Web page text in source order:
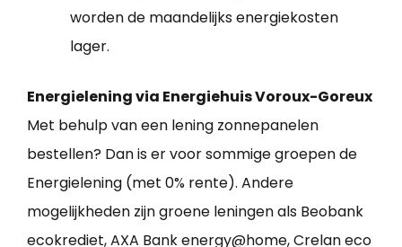
worden de maandelijks energiekosten
lager.
Energielening via Energiehuis Voroux-Goreux
Met behulp van een lening zonnepanelen
bestellen? Dan is er voor sommige groepen de
Energielening (met 0% rente). Andere
mogelijkheden zijn groene leningen als Beobank
ecokrediet, AXA Bank energy@home, Crelan eco